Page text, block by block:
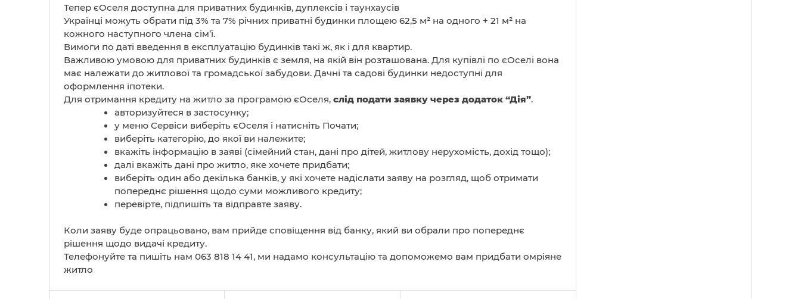
Тепер єОселя доступна для приватних будинків, дуплексів і таунхаусів
Українці можуть обрати під 3% та 7% річних приватні будинки площею 62,5 м² на одного + 21 м² на
кожного наступного члена сім’ї.
Вимоги по даті введення в експлуатацію будинків такі ж, як і для квартир.
Важливою умовою для приватних будинків є земля, на якій він розташована. Для купівлі по єОселі вона
має належати до житлової та громадської забудови. Дачні та садові будинки недоступні для
оформлення іпотеки.
Для отримання кредиту на житло за програмою єОселя, слід подати заявку через додаток “Дія”.
авторизуйтеся в застосунку;
у меню Сервіси виберіть єОселя і натисніть Почати;
виберіть категорію, до якої ви належите;
вкажіть інформацію в заяві (сімейний стан, дані про дітей, житлову нерухомість, дохід тощо);
далі вкажіть дані про житло, яке хочете придбати;
виберіть один або декілька банків, у які хочете надіслати заяву на розгляд, щоб отримати
попереднє рішення щодо суми можливого кредиту;
перевірте, підпишіть та відправте заяву.
Коли заяву буде опрацьовано, вам прийде сповіщення від банку, який ви обрали про попереднє
рішення щодо видачі кредиту.
Телефонуйте та пишіть нам 063 818 14 41, ми надамо консультацію та допоможемо вам придбати омріяне
житло